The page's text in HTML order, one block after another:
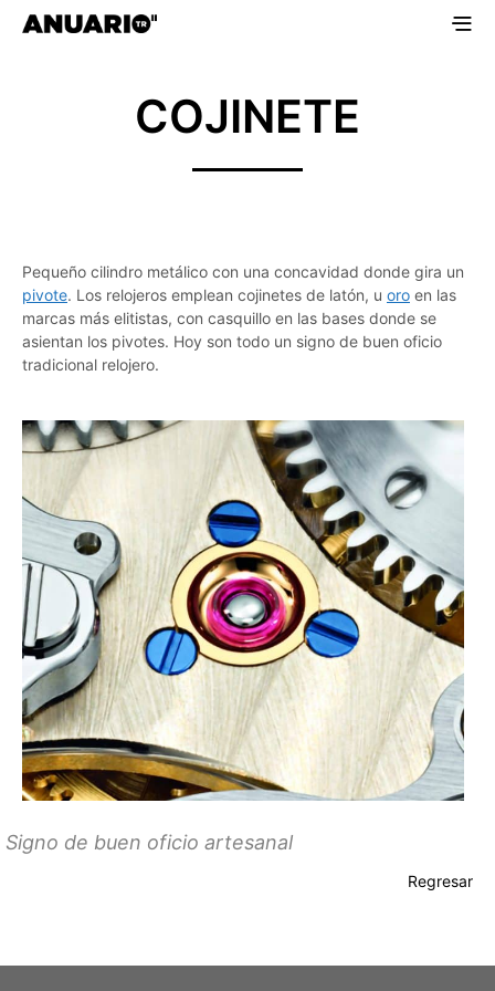
COJINETE
Pequeño cilindro metálico con una concavidad donde gira un
pivote. Los relojeros emplean cojinetes de latón, u oro en las
marcas más elitistas, con casquillo en las bases donde se
asientan los pivotes. Hoy son todo un signo de buen oficio
tradicional relojero.
Signo de buen oficio artesanal
Regresar